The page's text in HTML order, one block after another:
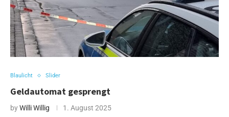
Blaulicht Slider
Geldautomat gesprengt
byWilli Willig 1. August 2025